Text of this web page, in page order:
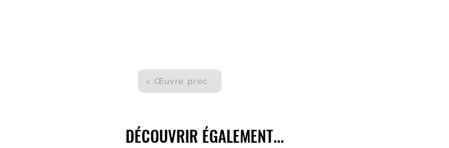
< Œuvre préc.
DÉCOUVRIR ÉGALEMENT...
DÉCOUVRIR ÉGALEMENT...